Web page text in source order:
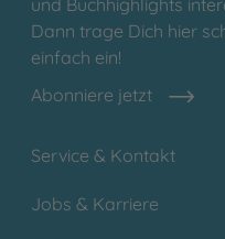
Dann trage Dich hier
einfach ein!
Abonniere jetzt
Service & Kontakt
Jobs & Karriere